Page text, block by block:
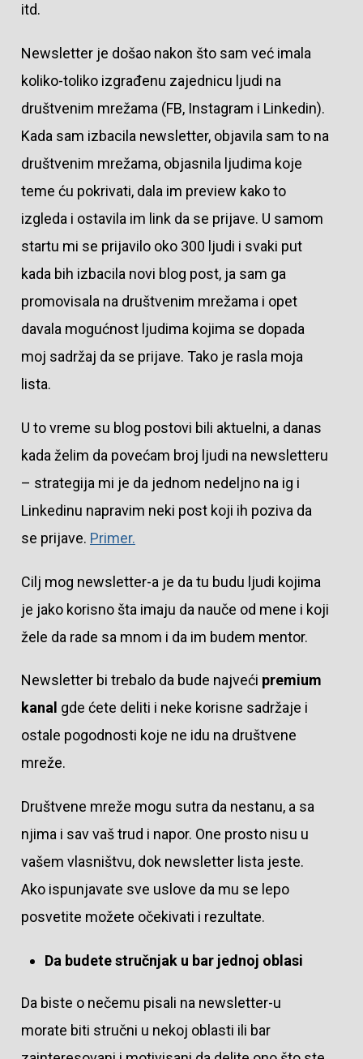
itd.
Newsletter je došao nakon što sam već imala
koliko-toliko izgrađenu zajednicu ljudi na
društvenim mrežama (FB, Instagram i Linkedin).
Kada sam izbacila newsletter, objavila sam to na
društvenim mrežama, objasnila ljudima koje
teme ću pokrivati, dala im preview kako to
izgleda i ostavila im link da se prijave. U samom
startu mi se prijavilo oko 300 ljudi i svaki put
kada bih izbacila novi blog post, ja sam ga
promovisala na društvenim mrežama i opet
davala mogućnost ljudima kojima se dopada
moj sadržaj da se prijave. Tako je rasla moja
lista.
U to vreme su blog postovi bili aktuelni, a danas
kada želim da povećam broj ljudi na newsletteru
– strategija mi je da jednom nedeljno na ig i
Linkedinu napravim neki post koji ih poziva da
se prijave. Primer.
Cilj mog newsletter-a je da tu budu ljudi kojima
je jako korisno šta imaju da nauče od mene i koji
žele da rade sa mnom i da im budem mentor.
Newsletter bi trebalo da bude najveći premium
kanal gde ćete deliti i neke korisne sadržaje i
ostale pogodnosti koje ne idu na društvene
mreže.
Društvene mreže mogu sutra da nestanu, a sa
njima i sav vaš trud i napor. One prosto nisu u
vašem vlasništvu, dok newsletter lista jeste.
Ako ispunjavate sve uslove da mu se lepo
posvetite možete očekivati i rezultate.
Da budete stručnjak u bar jednoj oblasi
Da biste o nečemu pisali na newsletter-u
morate biti stručni u nekoj oblasti ili bar